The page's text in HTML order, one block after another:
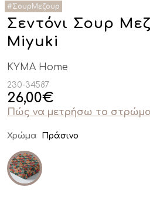
Σεντόνι Σουρ
Miyuki
KYMA Home
230-34587
26,00€
Πώς να μετρήσω το
Χρώμα Πράσινο